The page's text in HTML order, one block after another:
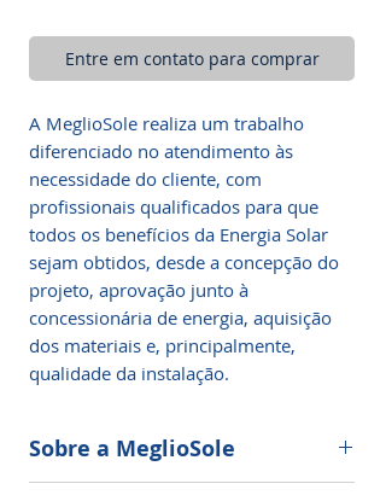
Entre em contato para comprar
A MeglioSole realiza um trabalho
diferenciado no atendimento às
necessidade do cliente, com
profissionais qualificados para que
todos os benefícios da Energia Solar
sejam obtidos, desde a concepção do
projeto, aprovação junto à
concessionária de energia, aquisição
dos materiais e, principalmente,
qualidade da instalação.
Sobre a MeglioSole